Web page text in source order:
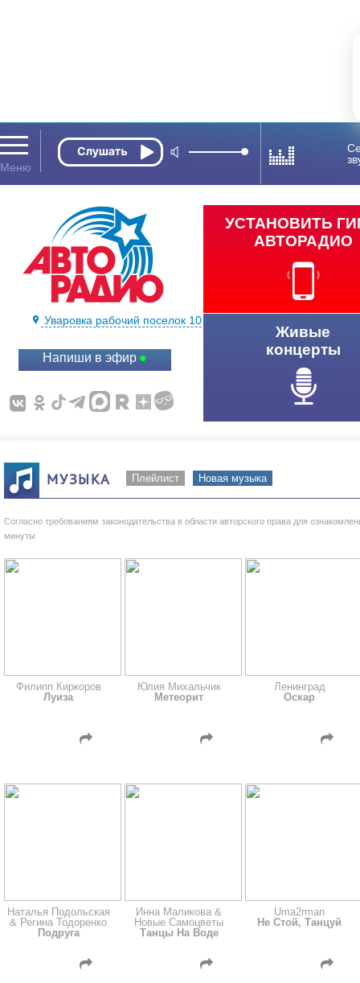
Уваровка рабочий поселок 105.5 FM
Напиши в эфир
УСТАНОВИТЬ
АВТОРАДИО
Живые
концерты
МУЗЫКА Плейлист Новая музыка
Согласно требованиям законодательства в области авторского права для
минуты
Филипп Киркоров
Луиза
Юлия Михальчик
Метеорит
Ленинград
Оскар
Наталья Подольская
& Регина Тодоренко
Подруга
Инна Маликова &
Новые Самоцветы
Танцы На Воде
Uma2rman
Не Стой, Танцуй